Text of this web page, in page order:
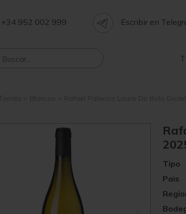
+34 952 002 999 Escribir en
Tienda Blancos Rafael Palacios Louro Do Bolo
Pais
Tipo